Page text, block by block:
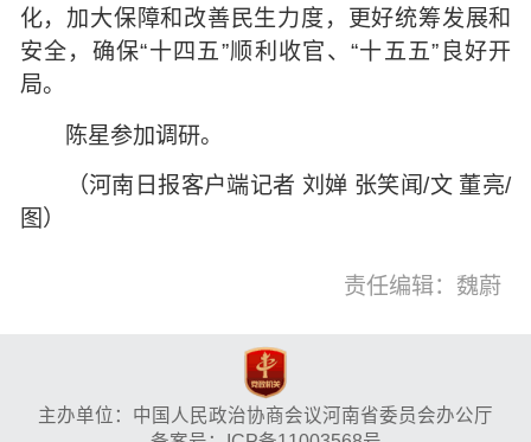
化，加大保障和改善民生力度，更好统筹发展和
安全，确保“十四五”顺利收官、“十五五”良好开
局。
陈星参加调研。
（河南日报客户端记者 刘婵 张笑闻/文 董亮/
图）
责任编辑：魏蔚
主办单位：中国人民政治协商会议河南省委员会办公厅